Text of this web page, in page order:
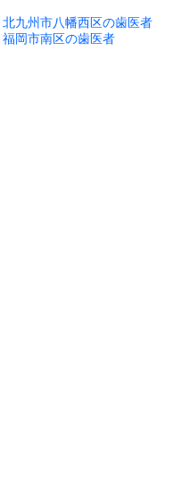
北九州市八幡西区の歯医者
福岡市南区の歯医者